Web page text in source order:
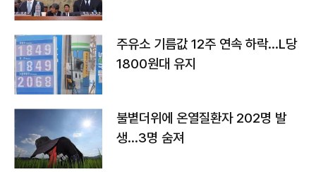
주유소 기름값 12주 연속 하락…L당
1800원대 유지
불볕더위에 온열질환자 202명 발
생…3명 숨져